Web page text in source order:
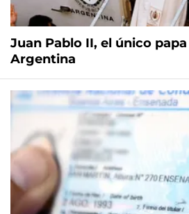
Juan Pablo II, el único
Argentina